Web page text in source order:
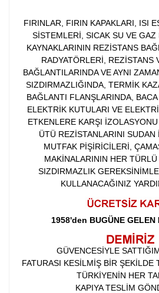
FIRINLAR, FIRIN KAPAKLARI, ISI
SİSTEMLERİ, SICAK SU VE
KAYNAKLARININ REZİSTANS
RADYATÖRLERİ, REZİSTANS
BAĞLANTILARINDA VE AYNI
SIZDIRMAZLIĞINDA, TERMİK
BAĞLANTI FLANŞLARINDA,
ELEKTRİK KUTULARI VE
ETKENLERE KARŞI
ÜTÜ REZİSTANLARINI SUDAN
MUTFAK PİŞİRİCİLERİ,
MAKİNALARININ HER
SIZDIRMAZLIK
KULLANACAĞINIZ
1958'den BUGÜNE GELEN
GÜVENCESİYLE
FATURASI KESİLMİŞ BİR ŞEKİLDE
TÜRKİYENİN HER
KAPIYA TESLİM